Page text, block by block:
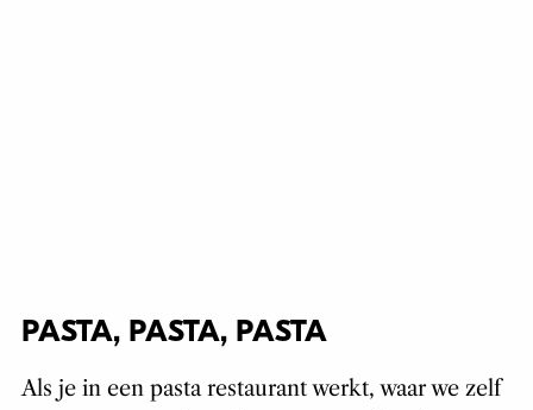
PASTA, PASTA, PASTA
Als je in een pasta restaurant werkt, waar we zelf